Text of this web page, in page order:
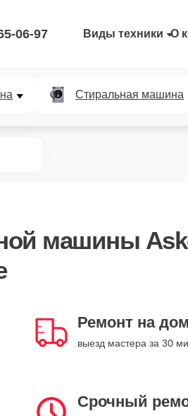
06-97 Виды техники О
Стиральная машина
машины
Ремонт на
выезд мастера за 30
Срочный